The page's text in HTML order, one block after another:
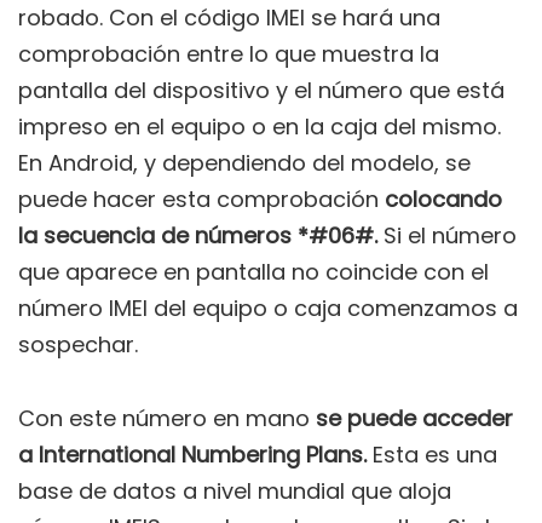
robado. Con el código IMEI se hará una
comprobación entre lo que muestra la
pantalla del dispositivo y el número que está
impreso en el equipo o en la caja del mismo.
En Android, y dependiendo del modelo, se
puede hacer esta comprobación colocando
la secuencia de números *#06#. Si el número
que aparece en pantalla no coincide con el
número IMEI del equipo o caja comenzamos a
sospechar.
Con este número en mano se puede acceder
a International Numbering Plans.Esta es una
base de datos a nivel mundial que aloja